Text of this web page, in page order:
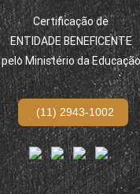
Certificação de
ENTIDADE BENEFICENTE
pelo Ministério da Educação
(11) 2943-1002